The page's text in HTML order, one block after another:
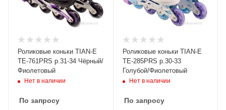
Роликовые коньки TIAN-E
TE-761PRS р.31-34 Чёрный/
Фиолетовый
Нет в наличии
По запросу
Роликовые коньки TIAN-E
TE-285PRS р.30-33
Голубой/Фиолетовый
Нет в наличии
По запросу